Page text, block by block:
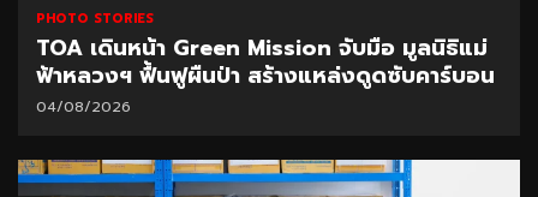
PHOTO STORIES
TOA เดินหน้า Green Mission จับมือ มูลนิธิแม่
ฟ้าหลวงฯ ฟื้นฟูผืนป่า สร้างแหล่งดูดซับคาร์บอน
04/08/2026